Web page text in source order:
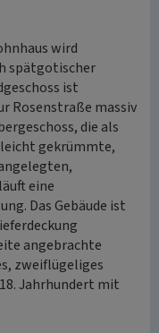
wird
spätgotischer
ist
Rosenstraße massiv
die als
gekrümmte,
eine
Das Gebäude ist
angebrachte
zweiflügeliges
Jahrhundert mit